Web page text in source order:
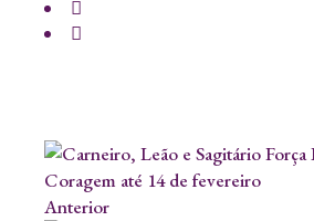
Anterior